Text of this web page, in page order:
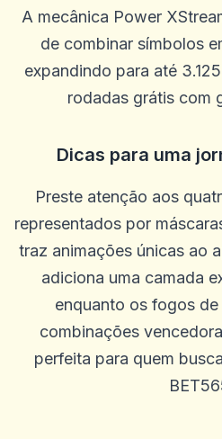
A mecânica Power
de combinar símbolos
expandindo para até
rodadas grátis com
Dicas para uma
Preste atenção aos
representados por
traz animações únicas ao
adiciona uma camada
enquanto os fogos
combinações
perfeita para quem
C
2025-10-22 03:17:18
Sempre uma surpresa, uma boa
uma variedade de jogos diferentes